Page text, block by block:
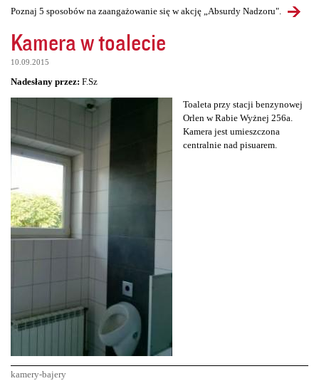
Poznaj 5 sposobów na zaangażowanie się w akcję „Absurdy Nadzoru".
Kamera w toalecie
10.09.2015
Nadesłany przez: F.Sz
Toaleta przy stacji benzynowej
Orlen w Rabie Wyżnej 256a.
Kamera jest umieszczona
centralnie nad pisuarem.
kamery-bajery